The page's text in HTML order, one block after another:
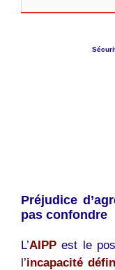
Préjudice
pas confondre
L’AIPP est le
l’incapacité